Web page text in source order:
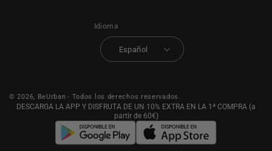
Idioma
Español
© 2026, BeUrban - Todos los derechos reservados.
DESCARGA LA APP Y DISFRUTA DE UN 10% EXTRA EN LA 1ª COMPRA (a
partir de 60€)